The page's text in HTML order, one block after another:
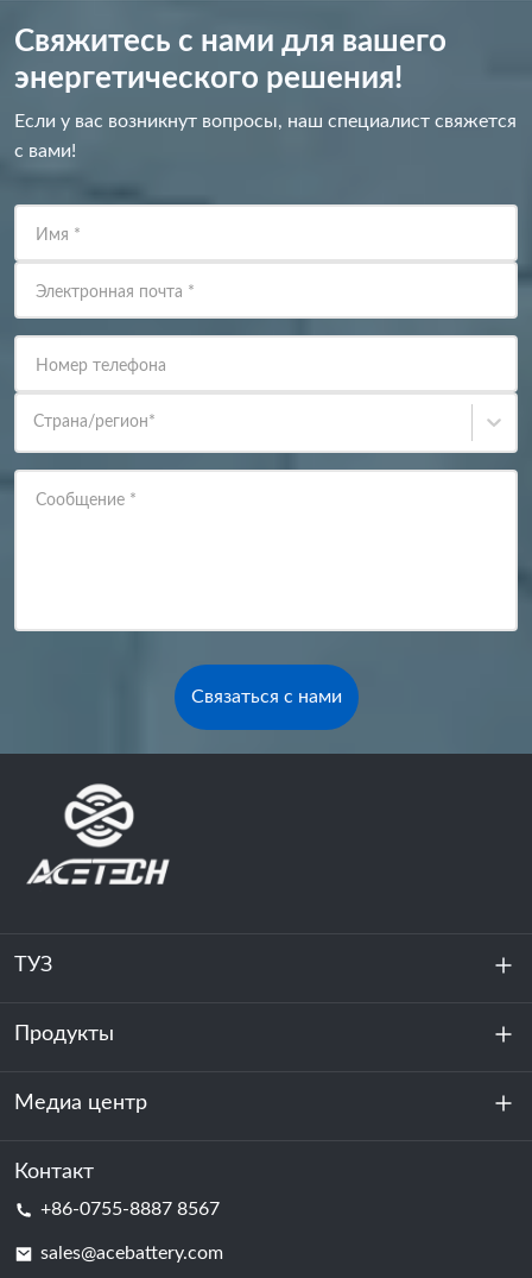
Свяжитесь с нами для вашего
энергетического решения!
Если у вас возникнут вопросы, наш специалист свяжется
с вами!
Имя *
Электронная почта *
Номер телефона
Страна/регион*
Сообщение *
Связаться с нами
ТУЗ
О нас
устойчивость
Продукты
Хранение энергии
Центр обработки данных и серверная комната
Медиа центр
Новости
Контакт
+86-0755-8887 8567
sales@acebattery.com